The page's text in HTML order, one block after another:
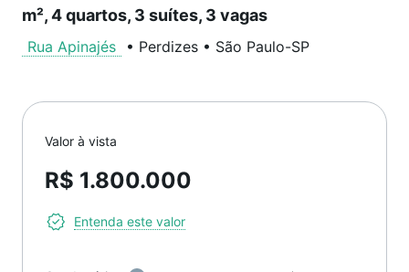
m², 4 quartos, 3 suítes, 3 vagas
Rua Apinajés • Perdizes • São Paulo-SP
Valor à vista
R$ 1.800.000
Entenda este valor